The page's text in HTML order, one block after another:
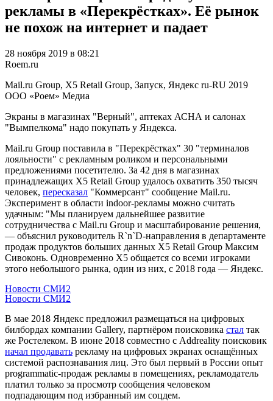
рекламы в «Перекрёстках». Её рынок
не похож на интернет и падает
28 ноября 2019 в 08:21
Roem.ru
Mail.ru Group, X5 Retail Group, Запуск, Яндекс ru-RU 2019
ООО «Роем» Медиа
Экраны в магазинах "Верный", аптеках АСНА и салонах
"Вымпелкома" надо покупать у Яндекса.
Mail.ru Group поставила в "Перекрёстках" 30 "терминалов
лояльности" с рекламным роликом и персональными
предложениями посетителю. За 42 дня в магазинах
принадлежащих X5 Retail Group удалось охватить 350 тысяч
человек, пересказал "Коммерсант" сообщение Mail.ru.
Эксперимент в области indoor-рекламы можно считать
удачным: "Мы планируем дальнейшее развитие
сотрудничества с Mail.ru Group и масштабирование решения,
— объяснил руководитель R`n`D-направления в департаменте
продаж продуктов больших данных X5 Retail Group Максим
Сивоконь. Одновременно X5 общается со всеми игроками
этого небольшого рынка, один из них, с 2018 года — Яндекс.
Новости СМИ2
Новости СМИ2
В мае 2018 Яндекс предложил размещаться на цифровых
билбордах компании Gallery, партнёром поисковика стал так
же Ростелеком. В июне 2018 совместно с Addreality поисковик
начал продавать рекламу на цифровых экранах оснащённых
системой распознавания лиц. Это был первый в России опыт
programmatic-продаж рекламы в помещениях, рекламодатель
платил только за просмотр сообщения человеком
подпадающим под избранный им соцдем.